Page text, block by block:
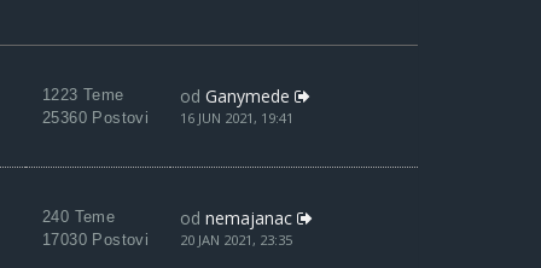
1223 Teme
25360 Postovi
od Ganymede
16 JUN 2021, 19:41
240 Teme
17030 Postovi
od nemajanac
20 JAN 2021, 23:35